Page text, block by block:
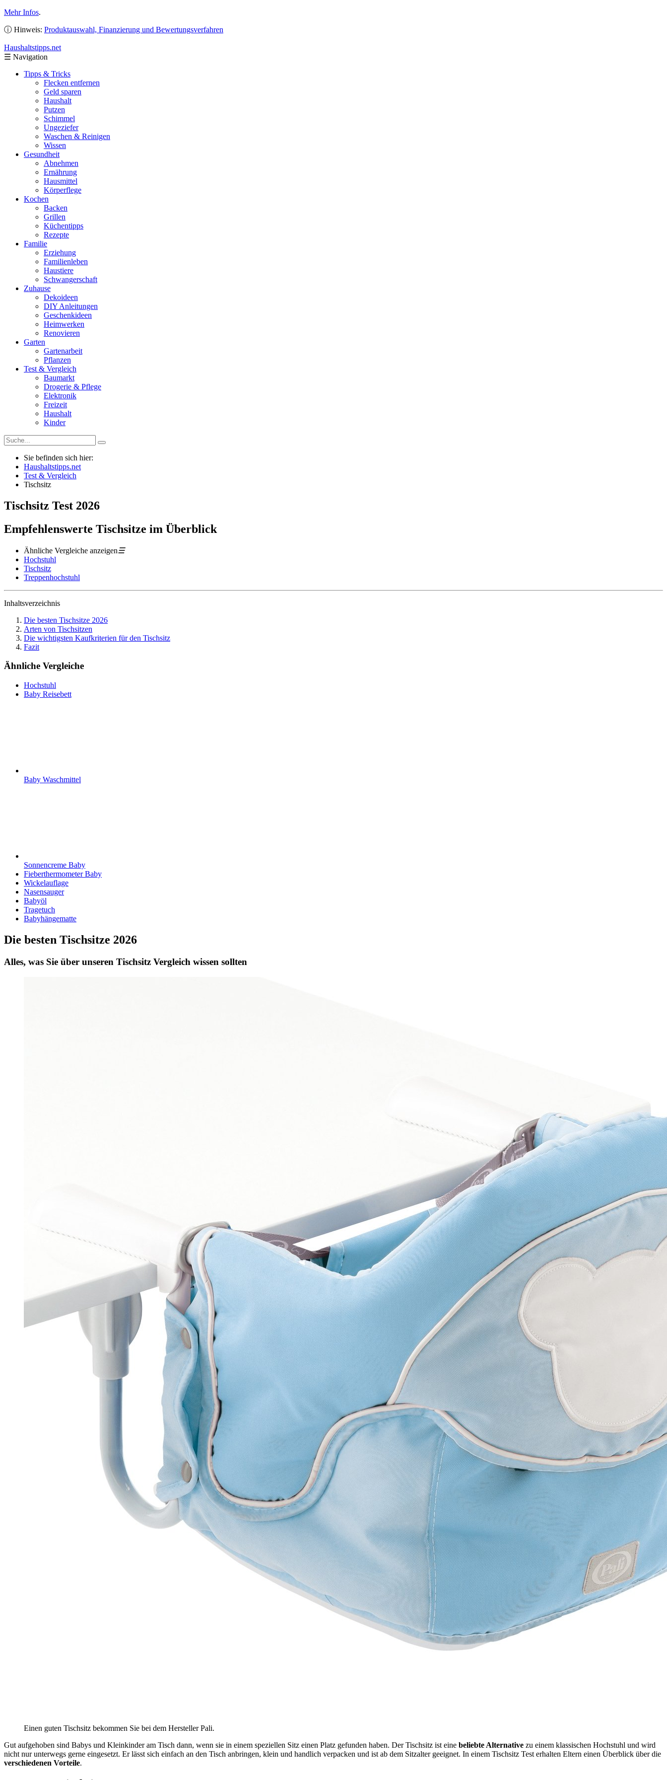
Mehr Infos.
ⓘ Hinweis: Produktauswahl, Finanzierung und Bewertungsverfahren
Haushaltstipps.net
☰ Navigation
Tipps & Tricks
Flecken entfernen
Geld sparen
Haushalt
Putzen
Schimmel
Ungeziefer
Waschen & Reinigen
Wissen
Gesundheit
Abnehmen
Ernährung
Hausmittel
Körperflege
Kochen
Backen
Grillen
Küchentipps
Rezepte
Familie
Erziehung
Familienleben
Haustiere
Schwangerschaft
Zuhause
Dekoideen
DIY Anleitungen
Geschenkideen
Heimwerken
Renovieren
Garten
Gartenarbeit
Pflanzen
Test & Vergleich
Baumarkt
Drogerie & Pflege
Elektronik
Freizeit
Haushalt
Kinder
Sie befinden sich hier:
Haushaltstipps.net
Test & Vergleich
Tischsitz
Tischsitz Test 2026
Empfehlenswerte Tischsitze im Überblick
Ähnliche Vergleiche anzeigen☰
Hochstuhl
Tischsitz
Treppenhochstuhl
Inhaltsverzeichnis
Die besten Tischsitze 2026
Arten von Tischsitzen
Die wichtigsten Kaufkriterien für den Tischsitz
Fazit
Ähnliche Vergleiche
Hochstuhl
Baby Reisebett
Baby Waschmittel
Sonnencreme Baby
Fieberthermometer Baby
Wickelauflage
Nasensauger
Babyöl
Tragetuch
Babyhängematte
Die besten Tischsitze 2026
Alles, was Sie über unseren Tischsitz Vergleich wissen sollten
Einen guten Tischsitz bekommen Sie bei dem Hersteller Pali.
Gut aufgehoben sind Babys und Kleinkinder am Tisch dann, wenn sie in einem speziellen Sitz einen Platz gefunden haben. Der Tischsitz ist eine beliebte Alternative zu einem klassischen Hochstuhl und wird
nicht nur unterwegs gerne eingesetzt. Er lässt sich einfach an den Tisch anbringen, klein und handlich verpacken und ist ab dem Sitzalter geeignet. In einem Tischsitz Test erhalten Eltern einen Überblick über die
verschiedenen Vorteile.